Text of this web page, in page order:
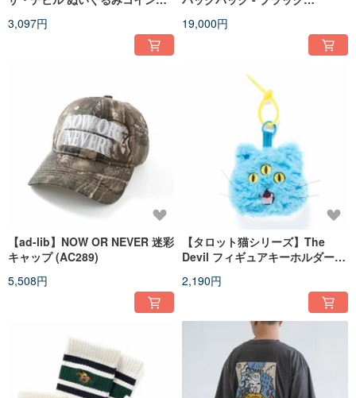
3,097円 19,000円
【ad-lib】NOW OR NEVER 迷彩
キャップ (AC289)
5,508円
【タロット猫シリーズ】The
Devil フィギュアキーホルダー -
2,190円